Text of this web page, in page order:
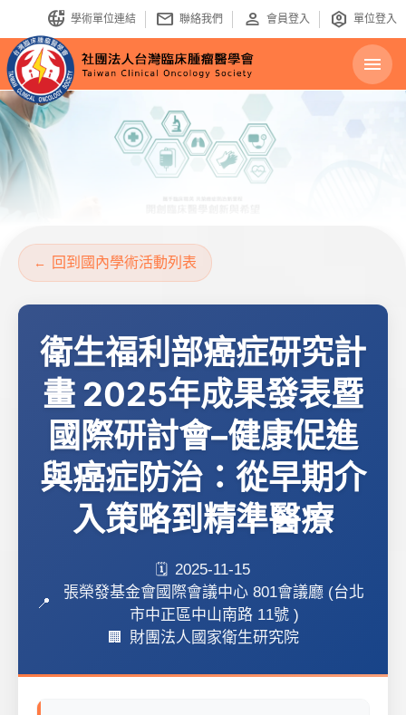
bring_your_own_ip 學術單位連結 mail 聯絡我們 person 會員登入 identity_platform 單位登入
menu
回到國內學術活動列表
衛生福利部癌症研究計
畫 2025年成果發表暨
國際研討會–健康促進
與癌症防治：從早期介
入策略到精準醫療
2025-11-15
張榮發基金會國際會議中心 801會議廳 (台北
市中正區中山南路 11號 )
財團法人國家衛生研究院